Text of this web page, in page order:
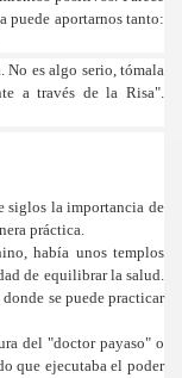
puede aportarnos tanto:
No es algo serio, tómala
a través dela Risa".
siglos la importancia de
práctica.
había unos templos
de equilibrar la salud.
se puede practicar
del "doctor payaso" o
que ejecutaba el poder